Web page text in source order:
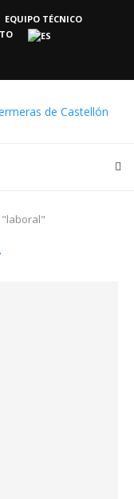
EQUIPO TÉCNICO
"laboral"